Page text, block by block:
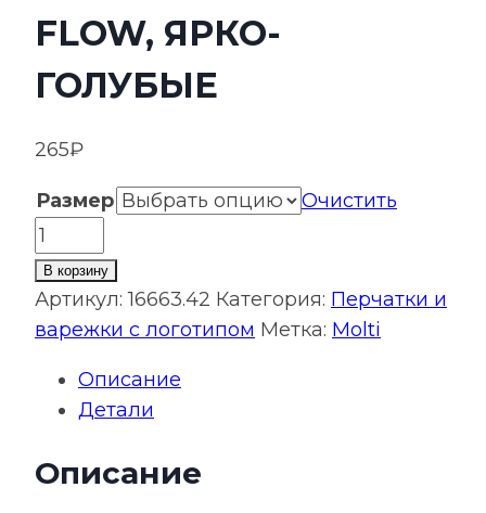
FLOW, ЯРКО-
ГОЛУБЫЕ
265₽
Размер
Очистить
Количество
товара
Перчатки
Urban
ярко-
голубые
В корзину
Артикул:16663.42 Категория: Перчатки и
варежки с логотипом Метка: Molti
Описание
Детали
Описание